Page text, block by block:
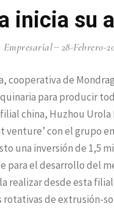
inicia su
Empresarial 28-Febrero-
cooperativa de
para producir
china, Huzhou
venture’ con el grupo
una inversión de 1,5
para el desarrollo del
realizar desde esta
rotativas de extrusión-